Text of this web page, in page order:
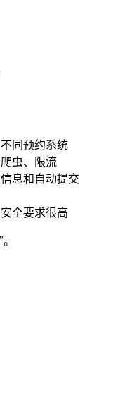
同预约系统
虫、限流
息和自动提交
全要求很高